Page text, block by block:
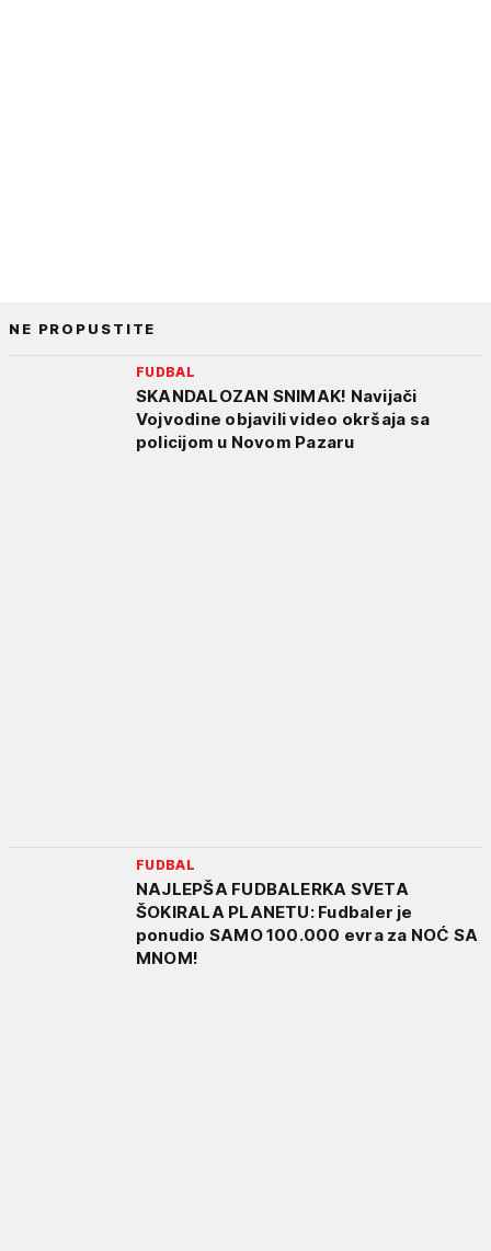
NE PROPUSTITE
FUDBAL
SKANDALOZAN SNIMAK! Navijači
Vojvodine objavili video okršaja sa
policijom u Novom Pazaru
FUDBAL
NAJLEPŠA FUDBALERKA SVETA
ŠOKIRALA PLANETU: Fudbaler je
ponudio SAMO 100.000 evra za NOĆ SA
MNOM!